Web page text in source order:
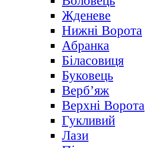
Жденеве
Нижні Ворота
Абранка
Біласовиця
Буковець
Верб’яж
Верхні Ворота
Гукливий
Лази